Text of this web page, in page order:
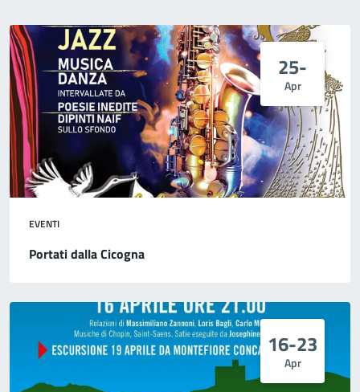
25-
Apr
EVENTI
Portati dalla Cicogna
16-23
Apr